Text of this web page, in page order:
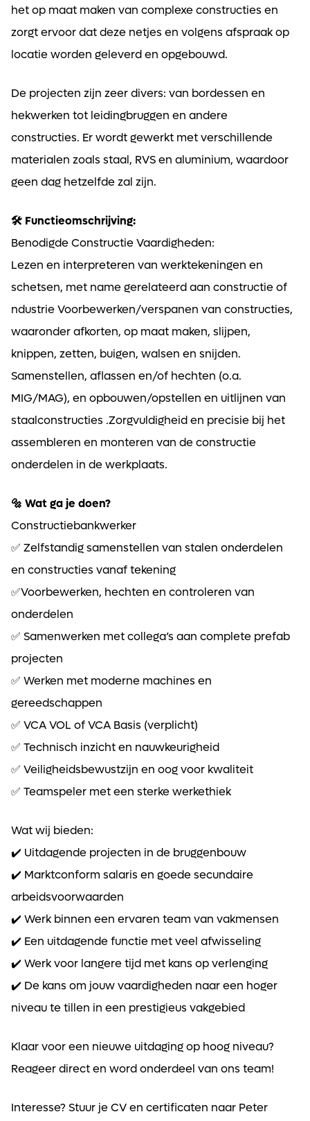
het op maat maken van complexe constructies en
zorgt ervoor dat deze netjes en volgens afspraak op
locatie worden geleverd en opgebouwd.
De projecten zijn zeer divers: van bordessen en
hekwerken tot leidingbruggen en andere
constructies. Er wordt gewerkt met verschillende
materialen zoals staal, RVS en aluminium, waardoor
geen dag hetzelfde zal zijn.
🛠️ Functieomschrijving:
Benodigde Constructie Vaardigheden:
Lezen en interpreteren van werktekeningen en
schetsen, met name gerelateerd aan constructie of
ndustrie Voorbewerken/verspanen van constructies,
waaronder afkorten, op maat maken, slijpen,
knippen, zetten, buigen, walsen en snijden.
Samenstellen, aflassen en/of hechten (o.a.
MIG/MAG), en opbouwen/opstellen en uitlijnen van
staalconstructies .Zorgvuldigheid en precisie bij het
assembleren en monteren van de constructie
onderdelen in de werkplaats.
🔩 Wat ga je doen?
Constructiebankwerker
✅ Zelfstandig samenstellen van stalen onderdelen
en constructies vanaf tekening
✅Voorbewerken, hechten en controleren van
onderdelen
✅ Samenwerken met collega’s aan complete prefab
projecten
✅ Werken met moderne machines en
gereedschappen
✅ VCA VOL of VCA Basis (verplicht)
✅ Technisch inzicht en nauwkeurigheid
✅ Veiligheidsbewustzijn en oog voor kwaliteit
✅ Teamspeler met een sterke werkethiek
Wat wij bieden:
✔️ Uitdagende projecten in de bruggenbouw
✔️ Marktconform salaris en goede secundaire
arbeidsvoorwaarden
✔️ Werk binnen een ervaren team van vakmensen
✔️ Een uitdagende functie met veel afwisseling
✔️ Werk voor langere tijd met kans op verlenging
✔️ De kans om jouw vaardigheden naar een hoger
niveau te tillen in een prestigieus vakgebied
Klaar voor een nieuwe uitdaging op hoog niveau?
Reageer direct en word onderdeel van ons team!
Interesse? Stuur je CV en certificaten naar Peter